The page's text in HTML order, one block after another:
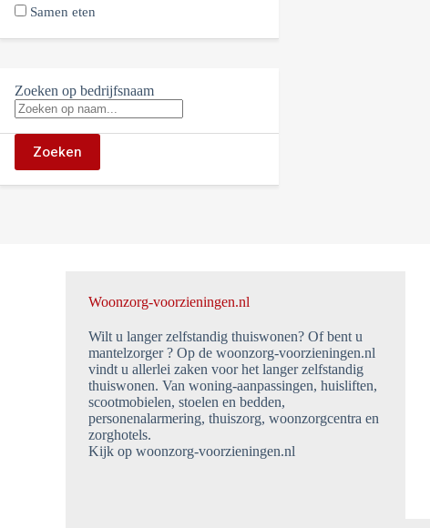
Samen eten
Zoeken op bedrijfsnaam
Zoeken
Woonzorg-voorzieningen.nl
Wilt u langer zelfstandig thuiswonen? Of bent u
mantelzorger ? Op de woonzorg-voorzieningen.nl
vindt u allerlei zaken voor het langer zelfstandig
thuiswonen. Van woning-aanpassingen, huisliften,
scootmobielen, stoelen en bedden,
personenalarmering, thuiszorg, woonzorgcentra en
zorghotels.
Kijk op woonzorg-voorzieningen.nl